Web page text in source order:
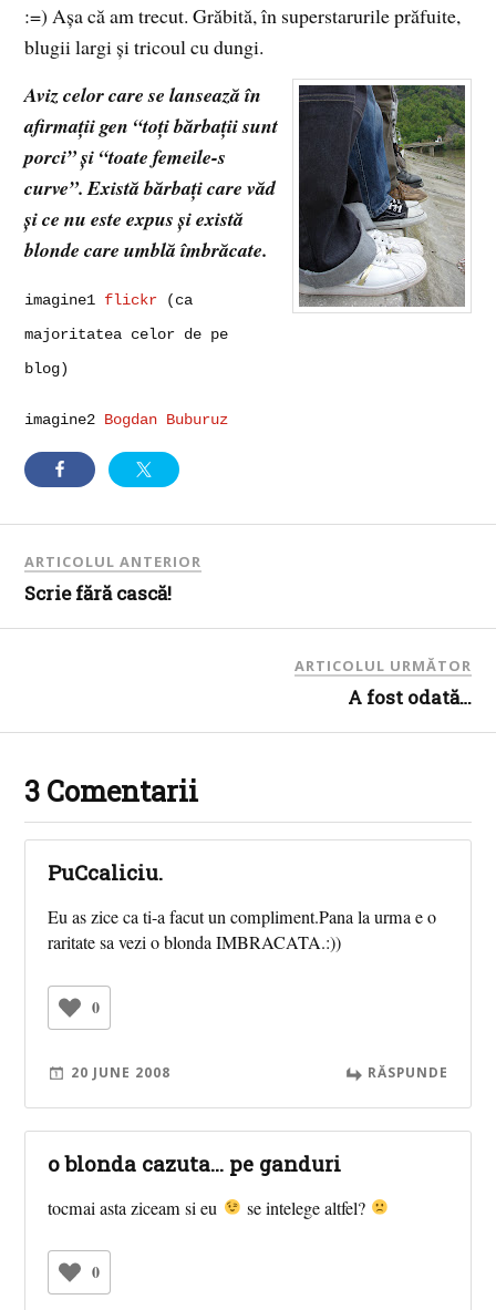
:=) Aşa că am trecut. Grăbită, în superstarurile prăfuite,
blugii largi şi tricoul cu dungi.
Aviz celor care se lansează în
afirmaţii gen “toţi bărbaţii sunt
porci” şi “toate femeile-s
curve”.Există bărbaţi care văd
şi ce nu este expus şi există
blonde care umblă îmbrăcate.
imagine1 flickr (ca
majoritatea celor de pe
blog)
imagine2 Bogdan Buburuz
ARTICOLUL ANTERIOR
Scrie fără cască!
ARTICOLUL URMĂTOR
A fost odată…
3 Comentarii
PuCcaliciu.
Eu as zice ca ti-a facut un compliment.Pana la urma e o
raritate sa vezi o blonda IMBRACATA.:))
0
20 JUNE 2008 RĂSPUNDE
o blonda cazuta... pe ganduri
tocmai asta ziceam si eu se intelege altfel?
0